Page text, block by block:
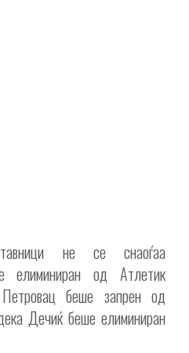
не се снаоѓаа
од Атлетик
Петровацбеше запрен од
Дечиќ беше елиминиран